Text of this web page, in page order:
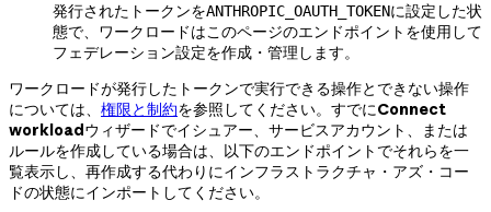
発行されたトークンをANTHROPIC_OAUTH_TOKENに設定した状
態で、ワークロードはこのページのエンドポイントを使用して
フェデレーション設定を作成・管理します。
ワークロードが発行したトークンで実行できる操作とできない操作
については、 権限と制約を参照してください。すでにConnect
workloadウィザードでイシュアー、サービスアカウント、または
ルールを作成している場合は、以下のエンドポイントでそれらを一
覧表示し、再作成する代わりにインフラストラクチャ・アズ・コー
ドの状態にインポートしてください。